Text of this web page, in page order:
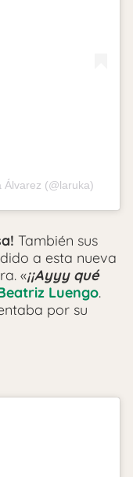
Álvarez (@laruka)
También sus
a esta nueva
«¡¡Ayyy qué
Luengo.
por su